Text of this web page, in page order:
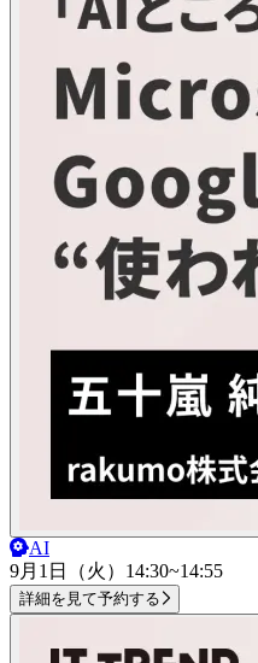
AI
9月1日（火） 14:30~14:55
詳細を見て予約する